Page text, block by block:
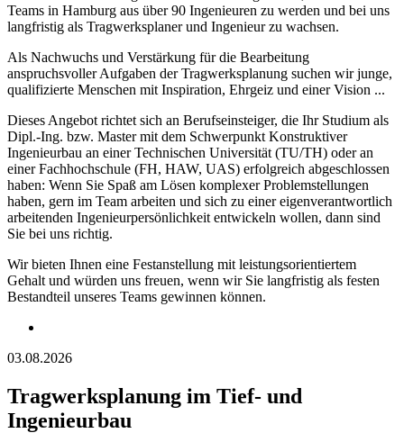
Teams in Hamburg aus über 90 Ingenieuren zu werden und bei uns
langfristig als Tragwerksplaner und Ingenieur zu wachsen.
Als Nachwuchs und Verstärkung für die Bearbeitung
anspruchsvoller Aufgaben der Tragwerksplanung suchen wir junge,
qualifizierte Menschen mit Inspiration, Ehrgeiz und einer Vision ...
Dieses Angebot richtet sich an Berufseinsteiger, die Ihr Studium als
Dipl.-Ing. bzw. Master mit dem Schwerpunkt Konstruktiver
Ingenieurbau an einer Technischen Universität (TU/TH) oder an
einer Fachhochschule (FH, HAW, UAS) erfolgreich abgeschlossen
haben: Wenn Sie Spaß am Lösen komplexer Problemstellungen
haben, gern im Team arbeiten und sich zu einer eigenverantwortlich
arbeitenden Ingenieurpersönlichkeit entwickeln wollen, dann sind
Sie bei uns richtig.
Wir bieten Ihnen eine Festanstellung mit leistungsorientiertem
Gehalt und würden uns freuen, wenn wir Sie langfristig als festen
Bestandteil unseres Teams gewinnen können.
03.08.2026
Tragwerksplanung im Tief- und
Ingenieurbau